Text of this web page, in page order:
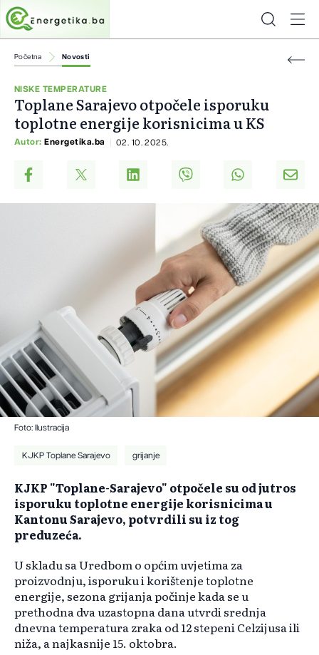
Početna Novosti
NISKE TEMPERATURE
Toplane Sarajevo otpočele isporuku
toplotne energije korisnicima u KS
Autor: Energetika.ba 02. 10. 2025.
Foto: Ilustracija
KJKP Toplane Sarajevo grijanje
KJKP "Toplane-Sarajevo" otpočele su od jutros
isporuku toplotne energije korisnicima u
Kantonu Sarajevo, potvrdili su iz tog
preduzeća.
U skladu sa Uredbom o općim uvjetima za
proizvodnju, isporuku i korištenje toplotne
energije, sezona grijanja počinje kada se u
prethodna dva uzastopna dana utvrdi srednja
dnevna temperatura zraka od 12 stepeni Celzijusa ili
niža, a najkasnije 15. oktobra.